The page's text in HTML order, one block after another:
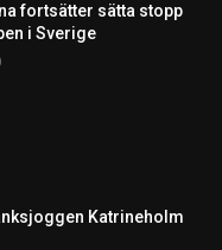
fortsätter sätta stopp
i Sverige
Katrineholm